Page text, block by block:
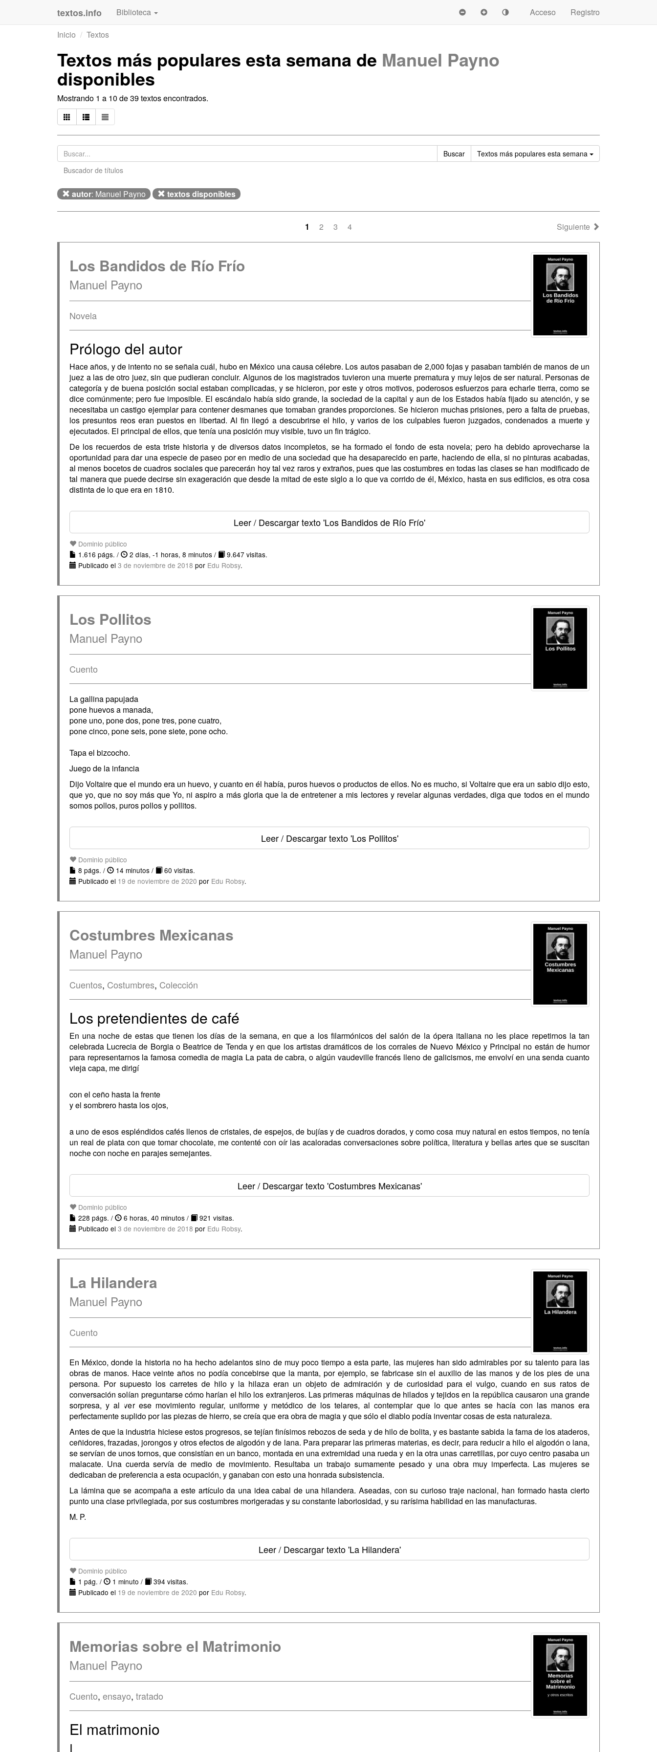
textos.info Biblioteca Acceso
Registro
Inicio
Textos
Textos más populares esta semana de Manuel Payno
disponibles
Mostrando 1 a 10 de 39 textos encontrados.
Buscar Textos más populares esta semana Ordenar
Buscador de títulos
autor: Manuel Payno textos disponibles
1 2 3 4 Siguiente
Los Bandidos de Río Frío
Manuel Payno
Novela
Prólogo del autor
Hace años, y de intento no se señala cuál, hubo en México una causa célebre. Los autos pasaban de 2,000 fojas y pasaban también de manos de un
juez a las de otro juez, sin que pudieran concluir. Algunos de los magistrados tuvieron una muerte prematura y muy lejos de ser natural. Personas de
categoría y de buena posición social estaban complicadas, y se hicieron, por este y otros motivos, poderosos esfuerzos para echarle tierra, como se
dice comúnmente; pero fue imposible. El escándalo había sido grande, la sociedad de la capital y aun de los Estados había fijado su atención, y se
necesitaba un castigo ejemplar para contener desmanes que tomaban grandes proporciones. Se hicieron muchas prisiones, pero a falta de pruebas,
los presuntos reos eran puestos en libertad. Al fin llegó a descubrirse el hilo, y varios de los culpables fueron juzgados, condenados a muerte y
ejecutados. El principal de ellos, que tenía una posición muy visible, tuvo un fin trágico.
De los recuerdos de esta triste historia y de diversos datos incompletos, se ha formado el fondo de esta novela; pero ha debido aprovecharse la
oportunidad para dar una especie de paseo por en medio de una sociedad que ha desaparecido en parte, haciendo de ella, si no pinturas acabadas,
al menos bocetos de cuadros sociales que parecerán hoy tal vez raros y extraños, pues que las costumbres en todas las clases se han modificado de
tal manera que puede decirse sin exageración que desde la mitad de este siglo a lo que va corrido de él, México, hasta en sus edificios, es otra cosa
distinta de lo que era en 1810.
Leer / Descargar texto'Los Bandidos de Río Frío'
Dominio público
1.616 págs. /
2 días, -1 horas, 8 minutos /
9.647 visitas.
Publicado el 3 de noviembre de 2018 por Edu Robsy.
Los Pollitos
Manuel Payno
Cuento
La gallina papujada
pone huevos a manada,
pone uno, pone dos, pone tres, pone cuatro,
pone cinco, pone seis, pone siete, pone ocho.
Tapa el bizcocho.
Juego de la infancia
Dijo Voltaire que el mundo era un huevo, y cuanto en él había, puros huevos o productos de ellos. No es mucho, si Voltaire que era un sabio dijo esto,
que yo, que no soy más que Yo, ni aspiro a más gloria que la de entretener a mis lectores y revelar algunas verdades, diga que todos en el mundo
somos pollos, puros pollos y pollitos.
Leer / Descargar texto'Los Pollitos'
Dominio público
8 págs. /
14 minutos /
60 visitas.
Publicado el 19 de noviembre de 2020 por Edu Robsy.
Costumbres Mexicanas
Manuel Payno
Cuentos, Costumbres, Colección
Los pretendientes de café
En una noche de estas que tienen los días de la semana, en que a los filarmónicos del salón de la ópera italiana no les place repetirnos la tan
celebrada Lucrecia de Borgia o Beatrice de Tenda y en que los artistas dramáticos de los corrales de Nuevo México y Principal no están de humor
para representarnos la famosa comedia de magia La pata de cabra, o algún vaudeville francés lleno de galicismos, me envolví en una senda cuanto
vieja capa, me dirigí
con el ceño hasta la frente
y el sombrero hasta los ojos,
a uno de esos espléndidos cafés llenos de cristales, de espejos, de bujías y de cuadros dorados, y como cosa muy natural en estos tiempos, no tenía
un real de plata con que tomar chocolate, me contenté con oír las acaloradas conversaciones sobre política, literatura y bellas artes que se suscitan
noche con noche en parajes semejantes.
Leer / Descargar texto'Costumbres Mexicanas'
Dominio público
228 págs. /
6 horas, 40 minutos /
921 visitas.
Publicado el 3 de noviembre de 2018 por Edu Robsy.
La Hilandera
Manuel Payno
Cuento
En México, donde la historia no ha hecho adelantos sino de muy poco tiempo a esta parte, las mujeres han sido admirables por su talento para las
obras de manos. Hace veinte años no podía concebirse que la manta, por ejemplo, se fabricase sin el auxilio de las manos y de los pies de una
persona. Por supuesto los carretes de hilo y la hilaza eran un objeto de admiración y de curiosidad para el vulgo, cuando en sus ratos de
conversación solían preguntarse cómo harían el hilo los extranjeros. Las primeras máquinas de hilados y tejidos en la república causaron una grande
sorpresa, y al ver ese movimiento regular, uniforme y metódico de los telares, al contemplar que lo que antes se hacía con las manos era
perfectamente suplido por las piezas de hierro, se creía que era obra de magia y que sólo el diablo podía inventar cosas de esta naturaleza.
Antes de que la industria hiciese estos progresos, se tejían finísimos rebozos de seda y de hilo de bolita, y es bastante sabida la fama de los ataderos,
ceñidores, frazadas, jorongos y otros efectos de algodón y de lana. Para preparar las primeras materias, es decir, para reducir a hilo el algodón o lana,
se servían de unos tornos, que consistían en un banco, montada en una extremidad una rueda y en la otra unas carretillas, por cuyo centro pasaba un
malacate. Una cuerda servía de medio de movimiento. Resultaba un trabajo sumamente pesado y una obra muy imperfecta. Las mujeres se
dedicaban de preferencia a esta ocupación, y ganaban con esto una honrada subsistencia.
La lámina que se acompaña a este artículo da una idea cabal de una hilandera. Aseadas, con su curioso traje nacional, han formado hasta cierto
punto una clase privilegiada, por sus costumbres morigeradas y su constante laboriosidad, y su rarísima habilidad en las manufacturas.
M. P.
Leer / Descargar texto'La Hilandera'
Dominio público
1 pág. /
1 minuto /
394 visitas.
Publicado el 19 de noviembre de 2020 por Edu Robsy.
Memorias sobre el Matrimonio
Manuel Payno
Cuento, ensayo, tratado
El matrimonio
I